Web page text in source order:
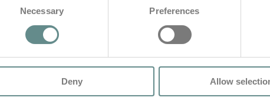
Necessary Preferences
Deny Allow
Horizonte: Der
Der Hubschrauberflug im Wandel – Obstlt Udo Koller | b.a.s.e.